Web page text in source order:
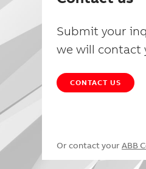
Submit your
we will contact
CONTACT US
Or contact your ABB